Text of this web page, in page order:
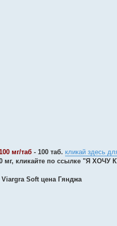
мг/таб - 100 таб. кликай здесь
мг, кликайте по ссылке "Я ХОЧУ
Soft цена Гянджа